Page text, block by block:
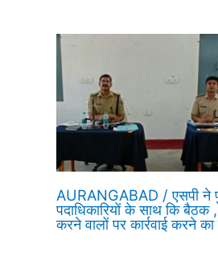
AURANGABAD / एसपी ने
पदाधिकारियों के साथ कि बैठक
करने वालों पर कार्रवाई करने का